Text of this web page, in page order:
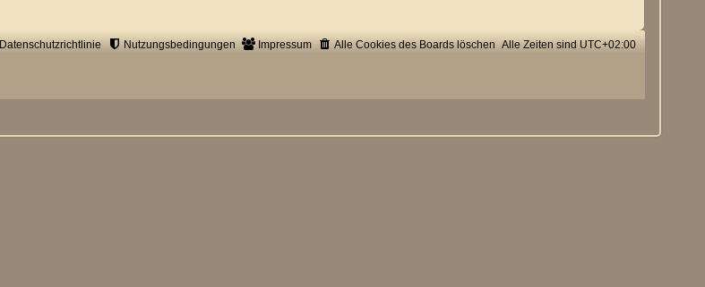
Alle Zeiten sind UTC+02:00
Alle Cookies des Boards löschen
Impressum
Nutzungsbedingungen
Datenschutzrichtlinie